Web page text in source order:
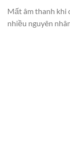
Mất âm thanh khi
nhiều nguyên